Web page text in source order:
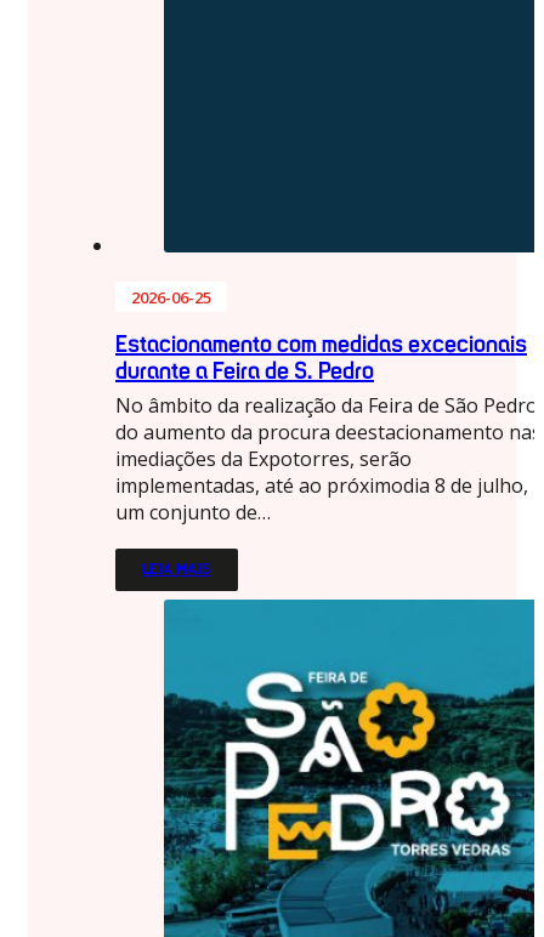
2026-06-25
Estacionamento com medidas excecionais
durante a Feira de S. Pedro
No âmbito da realização da Feira de São Pedro
do aumento da procura deestacionamento nas
imediações da Expotorres, serão
implementadas, até ao próximodia 8 de julho,
um conjunto de…
LEIA MAIS